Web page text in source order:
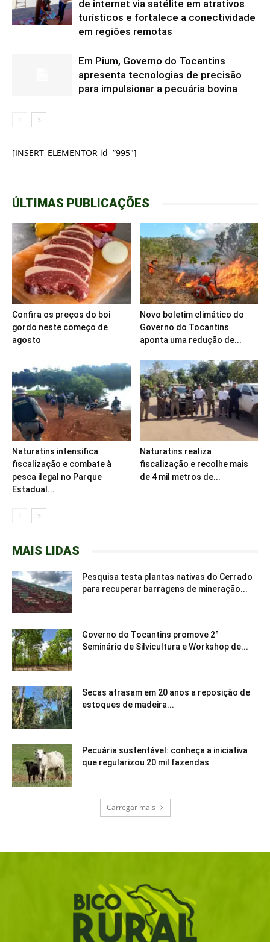
de internet via satélite em atrativos
turísticos e fortalece a conectividade
em regiões remotas
Em Pium, Governo do Tocantins
apresenta tecnologias de precisão
para impulsionar a pecuária bovina
[INSERT_ELEMENTOR id=”995″]
ÚLTIMAS PUBLICAÇÕES
Confira os preços do boi
gordo neste começo de
agosto
Novo boletim climático do
Governo do Tocantins
aponta uma redução de...
Naturatins intensifica
fiscalização e combate à
pesca ilegal no Parque
Estadual...
Naturatins realiza
fiscalização e recolhe mais
de 4 mil metros de...
MAIS LIDAS
Pesquisa testa plantas nativas do Cerrado
para recuperar barragens de mineração...
Governo do Tocantins promove 2°
Seminário de Silvicultura e Workshop de...
Secas atrasam em 20 anos a reposição de
estoques de madeira...
Pecuária sustentável: conheça a iniciativa
que regularizou 20 mil fazendas
Carregar mais